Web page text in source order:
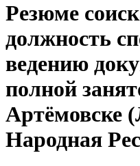
Резюме
должность
ведению
полной
Артёмовске
Народная